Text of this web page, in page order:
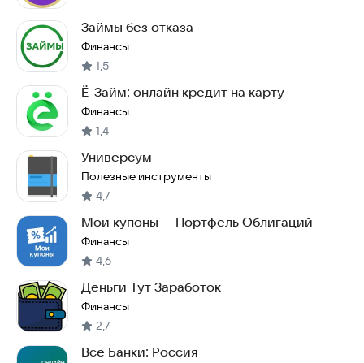
Займы без отказа
Финансы
1,5
Ё-Займ: онлайн кредит на карту
Финансы
1,4
Универсум
Полезные инструменты
4,7
Мои купоны — Портфель Облигаций
Финансы
4,6
Деньги Тут Заработок
Финансы
2,7
Все Банки: Россия